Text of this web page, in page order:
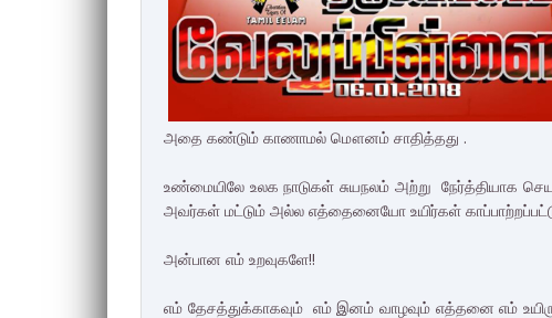
அதை கண்டும் காணாமல் மௌனம் சாதித்தது .
உண்மையிலே உலக நாடுகள் சுயநலம் அற்று நேர்த்தியாக
அவர்கள் மட்டும் அல்ல எத்தைனையோ உயிர்கள்
அன்பான எம் உறவுகளே!!
எம் தேசத்துக்காகவும் எம் இனம் வாழவும் எத்தனை எம்